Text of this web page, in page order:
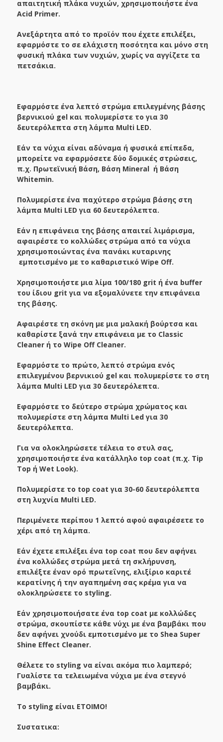
απαιτητική πλάκα νυχιών, χρησιμοποιήστε ένα
Acid Primer.
Ανεξάρτητα από το προϊόν που έχετε επιλέξει,
εφαρμόστε το σε ελάχιστη ποσότητα και μόνο στη
φυσική πλάκα των νυχιών, χωρίς να αγγίζετε τα
πετσάκια.
Εφαρμόστε ένα λεπτό στρώμα επιλεγμένης βάσης
βερνικιού gel και πολυμερίστε το για 30
δευτερόλεπτα στη λάμπα Multi LED.
Εάν τα νύχια είναι αδύναμα ή φυσικά επίπεδα,
μπορείτε να εφαρμόσετε δύο δομικές στρώσεις,
π.χ. Πρωτεϊνική Βάση, Βάση Mineralή Βάση
Whitemin.
Πολυμερίστε ένα παχύτερο στρώμα βάσης στη
λάμπα Multi LED για 60 δευτερόλεπτα.
Εάν η επιφάνεια της βάσης απαιτεί λιμάρισμα,
αφαιρέστε το κολλώδες στρώμα από τα νύχια
χρησιμοποιώντας ένα πανάκι κυταρινης
εμποτισμένο με το καθαριστικό Wipe Off.
Χρησιμοποιήστε μια λίμα 100/180 grit ή ένα buffer
του ίδιου grit για να εξομαλύνετε την επιφάνεια
της βάσης.
Αφαιρέστε τη σκόνη με μια μαλακή βούρτσα και
καθαρίστε ξανά την επιφάνεια με το Classic
Cleaner ή το Wipe Off Cleaner.
Εφαρμόστε το πρώτο, λεπτό στρώμα ενός
επιλεγμένου βερνικιού gel και πολυμερίστε το στη
λάμπα Multi LED για 30 δευτερόλεπτα.
Εφαρμόστε το δεύτερο στρώμα χρώματος και
πολυμερίστε στη λάμπα Multi Led για 30
δευτερόλεπτα.
Για να ολοκληρώσετε τέλεια το στυλ σας,
χρησιμοποιήστε ένα κατάλληλο top coat (π.χ. Tip
Top ή Wet Look).
Πολυμερίστε το top coat για 30-60 δευτερόλεπτα
στη λυχνία Multi LED.
Περιμένετε περίπου 1 λεπτό αφού αφαιρέσετε το
χέρι από τη λάμπα.
Εάν έχετε επιλέξει ένα top coat που δεν αφήνει
ένα κολλώδες στρώμα μετά τη σκλήρυνση,
επιλέξτε έναν ορό πρωτεΐνης, ελιξίριο καριτέ
κερατίνης ή την αγαπημένη σας κρέμα για να
ολοκληρώσετε το styling.
Εάν χρησιμοποιήσατε ένα top coat με κολλώδες
στρώμα, σκουπίστε κάθε νύχι με ένα βαμβάκι που
δεν αφήνει χνούδι εμποτισμένο με το Shea Super
Shine Effect Cleaner.
Θέλετε το styling να είναι ακόμα πιο λαμπερό;
Γυαλίστε τα τελειωμένα νύχια με ένα στεγνό
βαμβάκι.
Το styling είναι ΕΤΟΙΜΟ!
Συστατικα: